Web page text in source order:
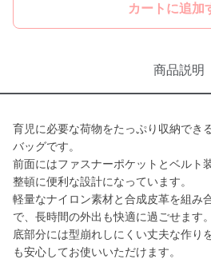
カートに追加
商品説明
育児に必要な荷物をたっぷり収納でき
バッグです。
前面にはファスナーポケットとベルト
整頓に便利な設計になっています。
軽量なナイロン素材と合成皮革を組み
で、長時間の外出も快適に過ごせます。
底部分には型崩れしにくい丈夫な作り
も安心してお使いいただけます。